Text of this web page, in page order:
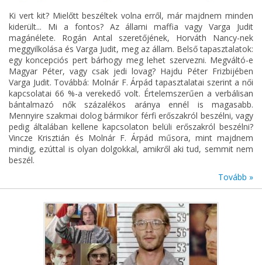
Ki vert kit? Mielőtt beszéltek volna erről, már majdnem minden
kiderült... Mi a fontos? Az állami maffia vagy Varga Judit
magánélete. Rogán Antal szeretőjének, Horváth Nancy-nek
meggyilkolása és Varga Judit, meg az állam. Belső tapasztalatok:
egy koncepciós pert bárhogy meg lehet szervezni. Megváltó-e
Magyar Péter, vagy csak jedi lovag? Hajdu Péter Frizbijében
Varga Judit. Továbbá: Molnár F. Árpád tapasztalatai szerint a női
kapcsolatai 66 %-a verekedő volt. Értelemszerűen a verbálisan
bántalmazó nők százalékos aránya ennél is magasabb.
Mennyire szakmai dolog bármikor férfi erőszakról beszélni, vagy
pedig általában kellene kapcsolaton belüli erőszakról beszélni?
Vincze Krisztián és Molnár F. Árpád műsora, mint majdnem
mindig, ezúttal is olyan dolgokkal, amikről aki tud, semmit nem
beszél.
Tovább »